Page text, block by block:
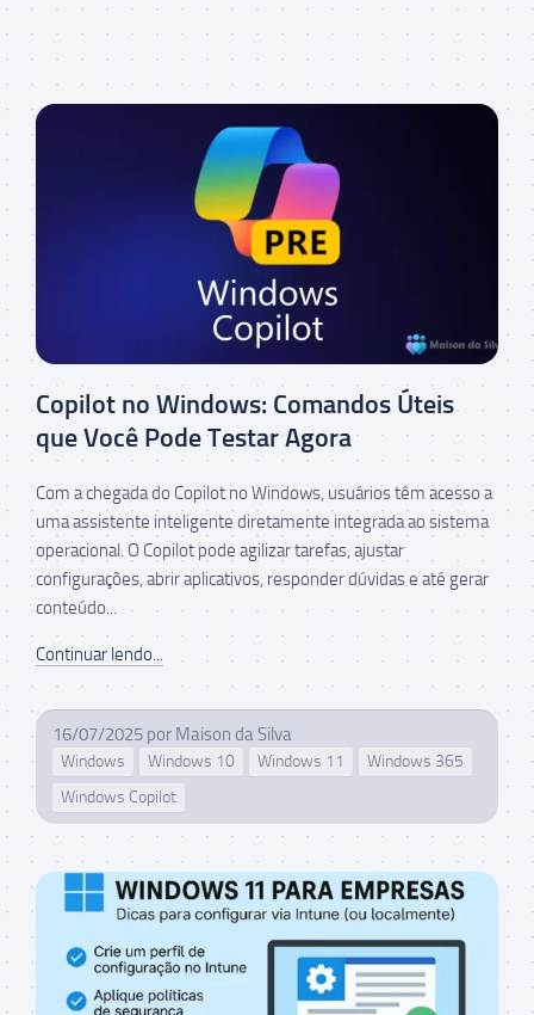
Copilot no Windows: Comandos Úteis
que Você Pode Testar Agora
Com a chegada do Copilot no Windows, usuários têm acesso a
uma assistente inteligente diretamente integrada ao sistema
operacional. O Copilot pode agilizar tarefas, ajustar
configurações, abrir aplicativos, responder dúvidas e até gerar
conteúdo...
Continuar lendo...
16/07/2025 por Maison da Silva
Windows Windows 10 Windows 11
Windows 365
Windows Copilot